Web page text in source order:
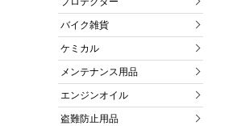
バイク雑貨
ケミカル
メンテナンス用品
エンジンオイル
盗難防止用品